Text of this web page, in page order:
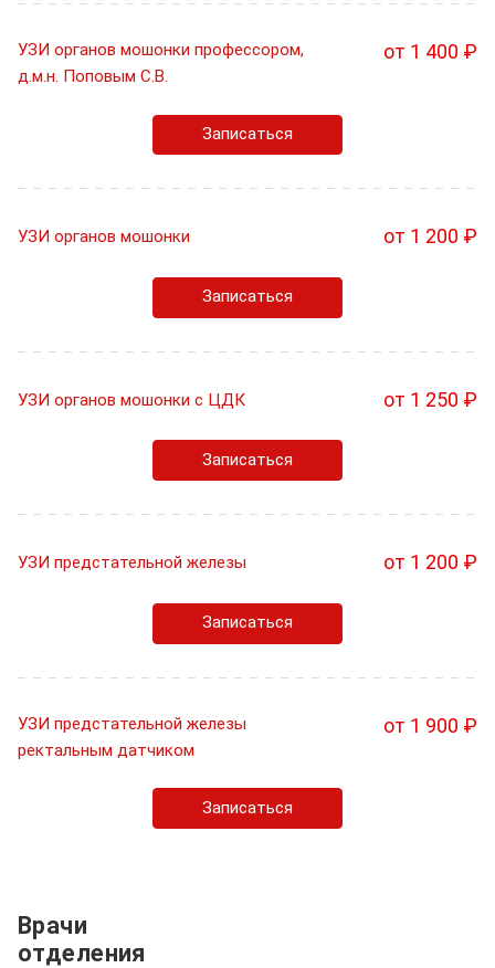
УЗИ органов мошонки профессором,
д.м.н. Поповым С.В.
от 1 400 ₽
Записаться
УЗИ органов мошонки от 1 200 ₽
Записаться
УЗИ органов мошонки с ЦДК от 1 250 ₽
Записаться
УЗИ предстательной железы от 1 200 ₽
Записаться
УЗИ предстательной железы
ректальным датчиком
от 1 900 ₽
Записаться
Врачи
отделения